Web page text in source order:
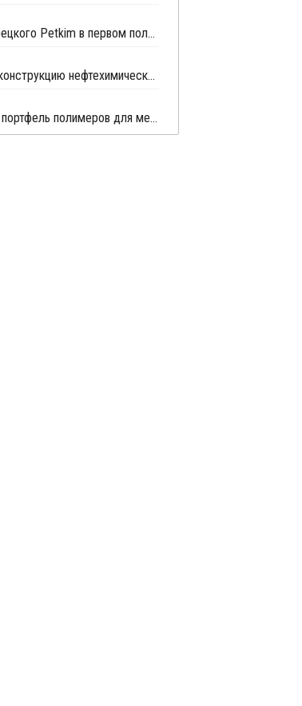
Чистая прибыль турецкого Petkim в первом полугодии выросла в одиннадцать раз
SOCAR начинает реконструкцию нефтехимического предприятия Petkim Holding
PolyOne расширяет портфель полимеров для медицины